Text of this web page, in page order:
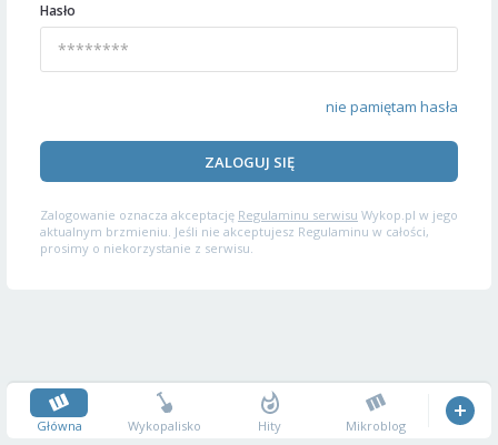
Hasło
nie pamiętam hasła
ZALOGUJ SIĘ
Zalogowanie oznacza akceptację Regulaminu serwisu Wykop.pl w jego
aktualnym brzmieniu. Jeśli nie akceptujesz Regulaminu w całości,
prosimy o niekorzystanie z serwisu.
Główna Wykopalisko Hity Mikroblog